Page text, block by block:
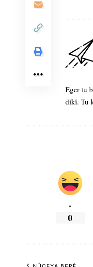
Eger tu
dikî. Tu
.
0